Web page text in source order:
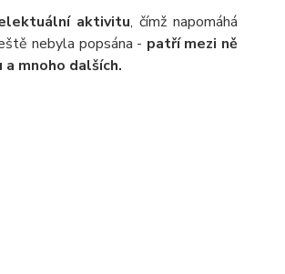
aktivitu, čímž napomáhá
nebyla popsána - patří mezi ně
mnoho dalších.